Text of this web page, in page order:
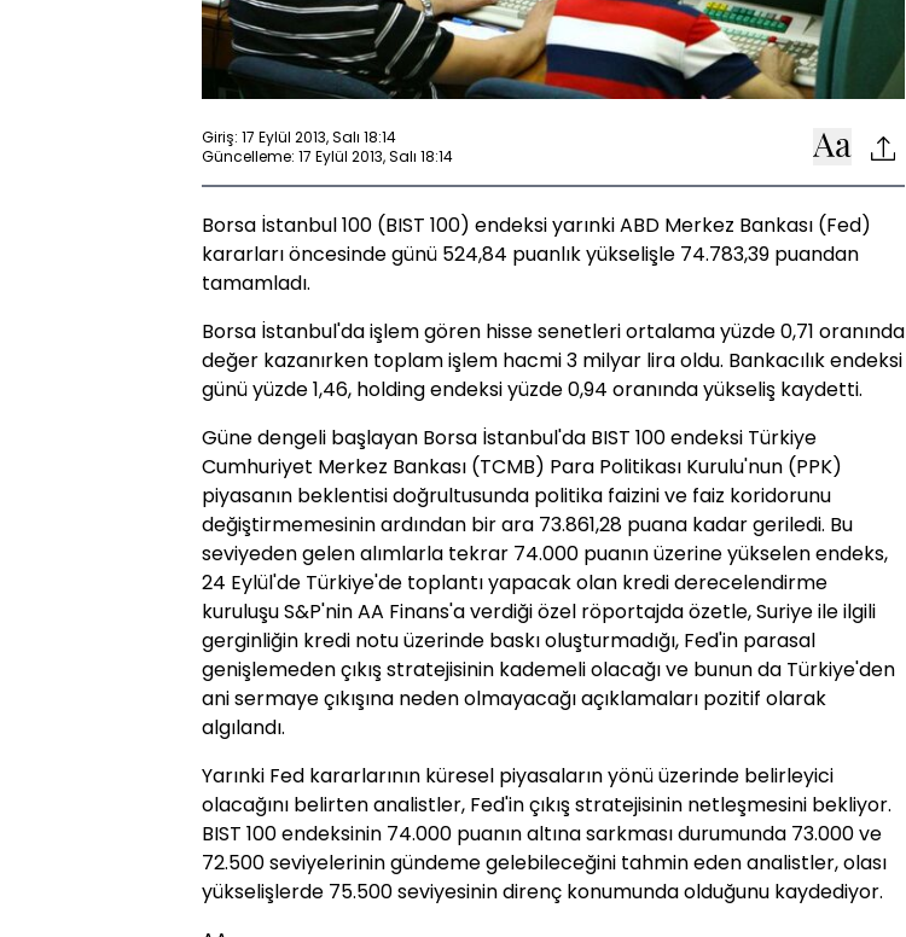
Giriş: 17 Eylül 2013, Salı 18:14
Güncelleme: 17 Eylül 2013, Salı 18:14
Borsa İstanbul 100 (BIST 100) endeksi yarınki ABD Merkez Bankası (Fed)
kararları öncesinde günü 524,84 puanlık yükselişle 74.783,39 puandan
tamamladı.
Borsa İstanbul'da işlem gören hisse senetleri ortalama yüzde 0,71 oranında
değer kazanırken toplam işlem hacmi 3 milyar lira oldu. Bankacılık endeksi
günü yüzde 1,46, holding endeksi yüzde 0,94 oranında yükseliş kaydetti.
Güne dengeli başlayan Borsa İstanbul'da BIST 100 endeksi Türkiye
Cumhuriyet Merkez Bankası (TCMB) Para Politikası Kurulu'nun (PPK)
piyasanın beklentisi doğrultusunda politika faizini ve faiz koridorunu
değiştirmemesinin ardından bir ara 73.861,28 puana kadar geriledi. Bu
seviyeden gelen alımlarla tekrar 74.000 puanın üzerine yükselen endeks,
24 Eylül'de Türkiye'de toplantı yapacak olan kredi derecelendirme
kuruluşu S&P'nin AA Finans'a verdiği özel röportajda özetle, Suriye ile ilgili
gerginliğin kredi notu üzerinde baskı oluşturmadığı, Fed'in parasal
genişlemeden çıkış stratejisinin kademeli olacağı ve bunun da Türkiye'den
ani sermaye çıkışına neden olmayacağı açıklamaları pozitif olarak
algılandı.
Yarınki Fed kararlarının küresel piyasaların yönü üzerinde belirleyici
olacağını belirten analistler, Fed'in çıkış stratejisinin netleşmesini bekliyor.
BIST 100 endeksinin 74.000 puanın altına sarkması durumunda 73.000 ve
72.500 seviyelerinin gündeme gelebileceğini tahmin eden analistler, olası
yükselişlerde 75.500 seviyesinin direnç konumunda olduğunu kaydediyor.